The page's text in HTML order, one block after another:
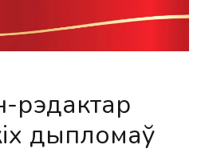
рэдактар
дыпломаў